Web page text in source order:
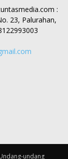
:
23, Palurahan,
undang